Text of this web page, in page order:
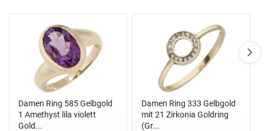
Damen Ring 585 Gelbgold
1 Amethyst lila violett
Gold...
Damen Ring 333 Gelbgold
mit 21 Zirkonia Goldring
(Gr...